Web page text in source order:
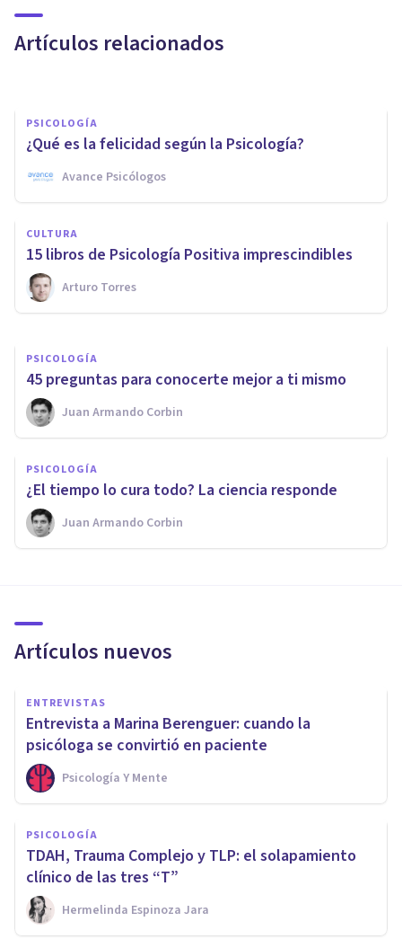
Artículos relacionados
en tu vida
PSICOLOGÍA
¿Qué es la felicidad según la Psicología?
Avance Psicólogos
CULTURA
15 libros de Psicología Positiva imprescindibles
Arturo Torres
7 ejercicios y actividades para
desarrollar tu Inteligencia
Emocional
Juan Armando Corbin
PSICOLOGÍA
45 preguntas para conocerte mejor a ti mismo
Juan Armando Corbin
PSICOLOGÍA
​¿El tiempo lo cura todo? La ciencia responde
Juan Armando Corbin
Artículos nuevos
ENTREVISTAS
Entrevista a Marina Berenguer: cuando la
psicóloga se convirtió en paciente
Psicología Y Mente
PSICOLOGÍA
TDAH, Trauma Complejo y TLP: el solapamiento
clínico de las tres “T”
Hermelinda Espinoza Jara